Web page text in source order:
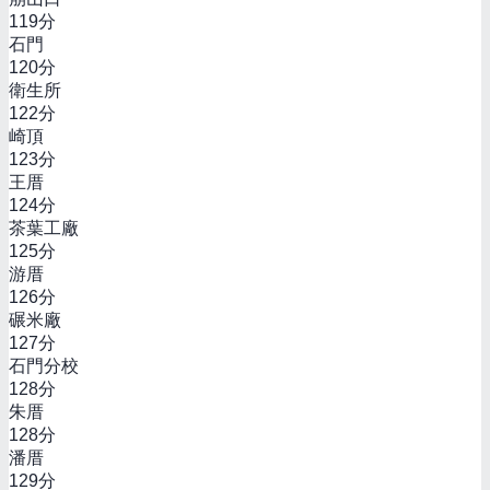
119分
石門
120分
衛生所
122分
崎頂
123分
王厝
124分
茶葉工廠
125分
游厝
126分
碾米廠
127分
石門分校
128分
朱厝
128分
潘厝
129分